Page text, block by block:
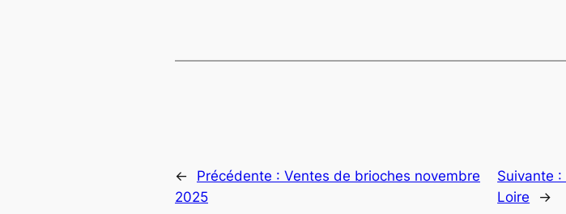
← Précédente : Ventes de brioches novembre
2025
Suivante :
Loire
→